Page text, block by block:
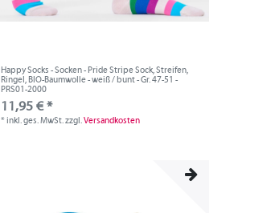
Happy Socks - Socken - Pride Stripe Sock, Streifen,
Ringel, BIO-Baumwolle - weiß / bunt - Gr. 47-51 -
PRS01-2000
11,95 € *
*inkl. ges. MwSt.zzgl.Versandkosten